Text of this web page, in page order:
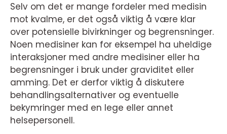
Selv om det er mange fordeler med medisin
mot kvalme, er det også viktig å være klar
over potensielle bivirkninger og begrensninger.
Noen medisiner kan for eksempel ha uheldige
interaksjoner med andre medisiner eller ha
begrensninger i bruk under graviditet eller
amming. Det er derfor viktig å diskutere
behandlingsalternativer og eventuelle
bekymringer med en lege eller annet
helsepersonell.